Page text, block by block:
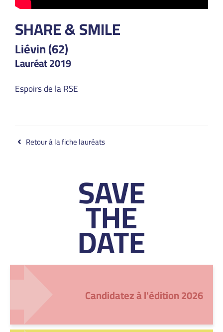
SHARE & SMILE
Liévin (62)
Lauréat 2019
Espoirs de la RSE
Retour à la fiche lauréats
SAVE
THE
DATE
Candidatez à l'édition 2026